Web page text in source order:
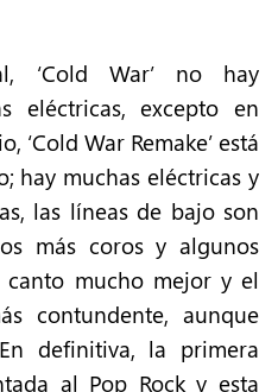
‘Cold War’ no hay
eléctricas, excepto en
‘Cold War Remake’ está
hay muchas eléctricas y
las líneas de bajo son
más coros y algunos
canto mucho mejor y el
contundente, aunque
definitiva, la primera
al Pop Rock y esta